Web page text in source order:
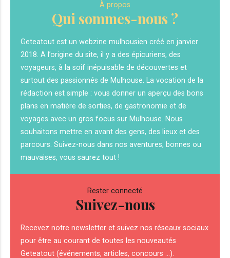
À propos
Qui sommes-nous ?
Geteatout est un webzine mulhousien créé en janvier
2018. A l’origine du site, il y a des épicuriens, des
voyageurs, à la soif inépuisable de découvertes et
surtout des passionnés de Mulhouse. La vocation de la
rédaction est simple : vous donner un aperçu des bons
plans en matière de sorties, de gastronomie et de
voyages avec un gros focus sur Mulhouse. Nous
souhaitons mettre en avant des gens, des lieux et des
parcours. Suivez-nous dans nos aventures, bonnes ou
mauvaises, vous saurez tout !
Rester connecté
Suivez-nous
Recevez notre newsletter et suivez nos réseaux sociaux
pour être au courant de toutes les nouveautés
Geteatout (événements, articles, concours ...).